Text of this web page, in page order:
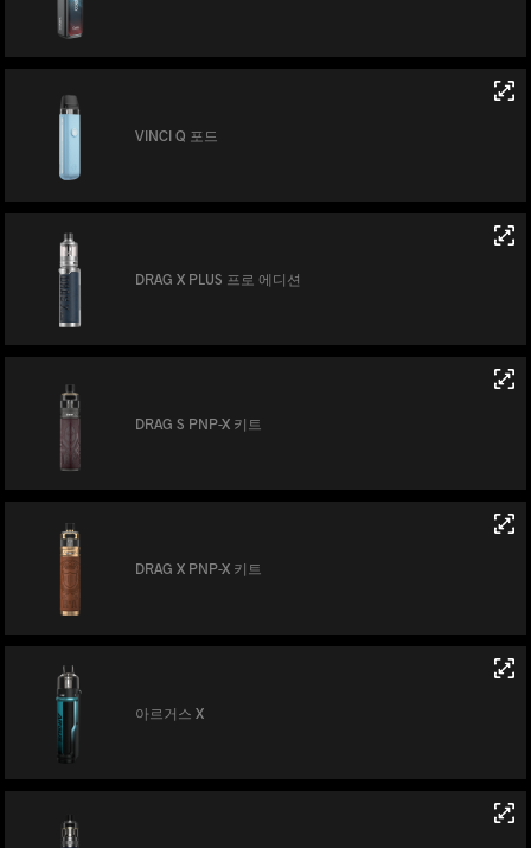
VINCI Q 포드
DRAG X PLUS 프로 에디션
DRAG S PNP-X 키트
DRAG X PNP-X 키트
아르거스 X